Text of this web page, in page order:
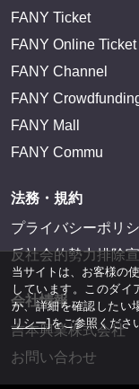
FANY Ticket
FANY Online Ticket
FANY Channel
FANY
FANY Mall
FANY Commu
法務・規約
プライバシーポリ
反社会的勢力排除
会社情報
吉本興業株式会社
お問い合わせ
当サイトは、お客様の
しています。このダ
か、詳細を確認したい
リシー]をご参照くださ